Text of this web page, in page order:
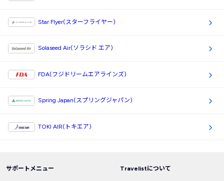
Star Flyer(スターフライヤー)
Solaseed Air(ソラシド エア)
FDA(フジドリームエアラインズ)
Spring Japan(スプリングジャパン)
TOKI AIR(トキエア)
サポートメニュー Travelistについて